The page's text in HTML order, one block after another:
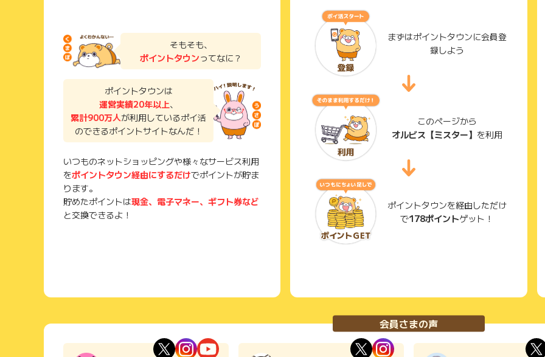
そもそも、
ポイントタウンってなに？
ポイントタウンは
運営実績20年以上、
累計900万人が利用しているポイ活
のできるポイントサイトなんだ！
いつものネットショッピングや様々なサービス利用
をポイントタウン経由にするだけでポイントが貯ま
ります。
貯めたポイントは現金、電子マネー、ギフト券など
と交換できるよ！
まずはポイントタウンに会員登
録しよう
このページから
オルビス【ミスター】 を利用
ポイントタウンを経由しただけ
で178ポイントゲット！
会員さまの声